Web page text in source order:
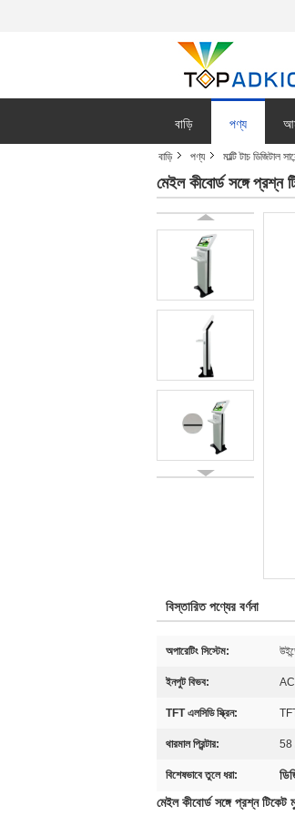
বাড়ি পণ্য
বাড়ি পণ্য মাল্টি টাচ ডিজিটাল
মেইল কীবোর্ড সঙ্গে প্রশ্ন
বিস্তারিত পণ্যের বর্ণনা
অপারেটিং সিস্টেম:
ইনপুট বিভব:
TFT এলসিডি স্ক্রিন:
থারমাল প্রিন্টার: 58
বিশেষভাবে তুলে ধরা:
মেইল কীবোর্ড সঙ্গে প্রশ্ন